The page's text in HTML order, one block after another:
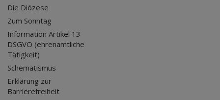
Die Diözese
Zum Sonntag
Information Artikel 13
DSGVO (ehrenamtliche
Tätigkeit)
Schematismus
Erklärung zur
Barrierefreiheit